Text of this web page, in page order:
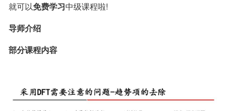
就可以免费学习中级课程啦!
导师介绍
部分课程内容